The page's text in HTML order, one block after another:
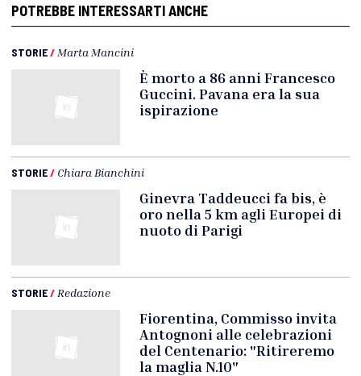
POTREBBE INTERESSARTI ANCHE
STORIE/ Marta Mancini
È morto a 86 anni Francesco
Guccini. Pavana era la sua
ispirazione
STORIE/ Chiara Bianchini
Ginevra Taddeucci fa bis, è
oro nella 5 km agli Europei di
nuoto di Parigi
STORIE/ Redazione
Fiorentina, Commisso invita
Antognoni alle celebrazioni
del Centenario: "Ritireremo
la maglia N.10"